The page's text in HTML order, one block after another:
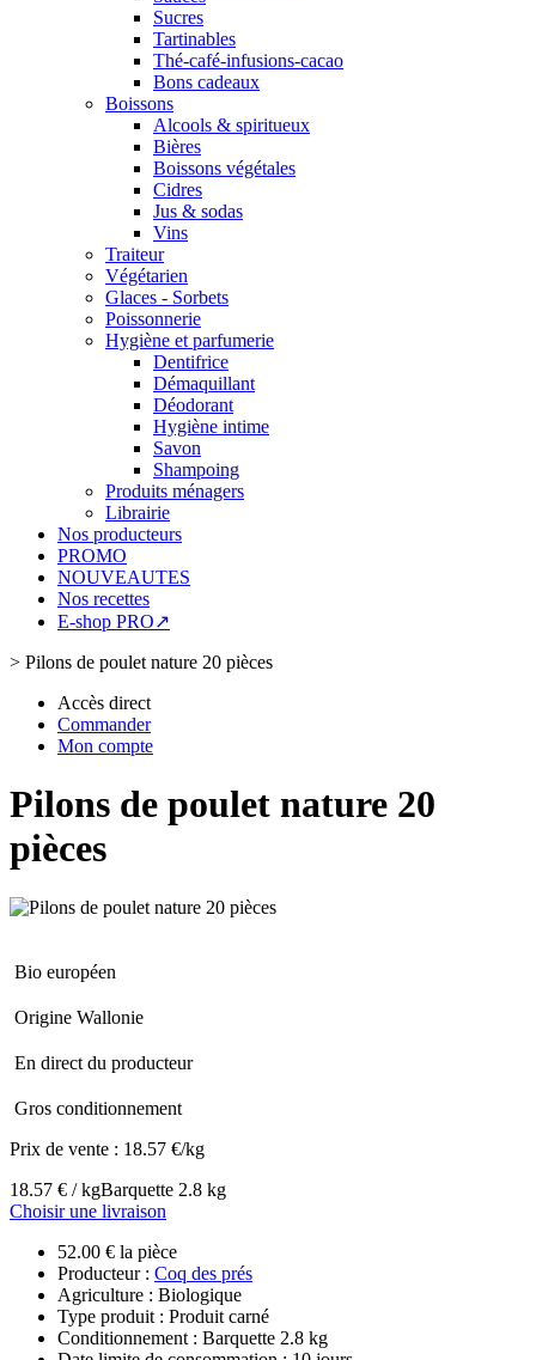
Sucres
Tartinables
Thé-café-infusions-cacao
Bons cadeaux
Boissons
Alcools & spiritueux
Bières
Boissons végétales
Cidres
Jus & sodas
Vins
Traiteur
Végétarien
Glaces - Sorbets
Poissonnerie
Hygiène et parfumerie
Dentifrice
Démaquillant
Déodorant
Hygiène intime
Savon
Shampoing
Produits ménagers
Librairie
Nos producteurs
PROMO
NOUVEAUTES
Nos recettes
E-shop PRO↗
> Pilons de poulet nature 20 pièces
Accès direct
Commander
Mon compte
Pilons de poulet nature 20
pièces
Bio européen
Origine Wallonie
En direct du producteur
Gros conditionnement
Prix de vente : 18.57 €/kg
18.57 € / kgBarquette 2.8 kg
Choisir une livraison
52.00 € la pièce
Producteur : Coq des prés
Agriculture : Biologique
Type produit : Produit carné
Conditionnement : Barquette 2.8 kg